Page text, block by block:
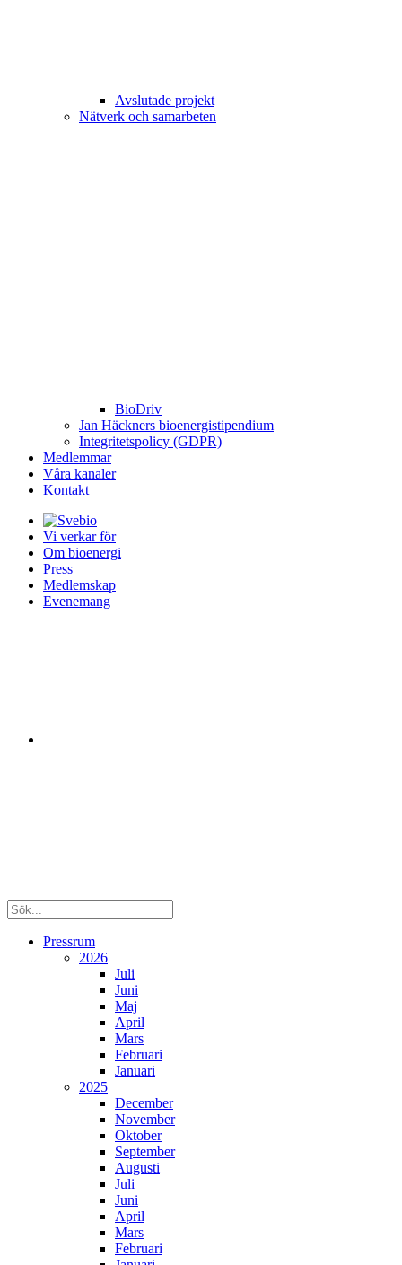
Avslutade projekt
Nätverk och samarbeten
BioDriv
Jan Häckners bioenergistipendium
Integritetspolicy (GDPR)
Medlemmar
Våra kanaler
Kontakt
Vi verkar för
Om bioenergi
Press
Medlemskap
Evenemang
Pressrum
2026
Juli
Juni
Maj
April
Mars
Februari
Januari
2025
December
November
Oktober
September
Augusti
Juli
Juni
April
Mars
Februari